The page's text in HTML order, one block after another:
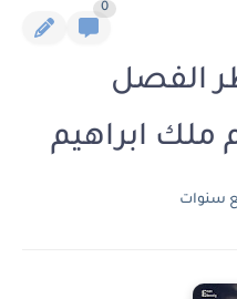
0
الفصل
سنوات